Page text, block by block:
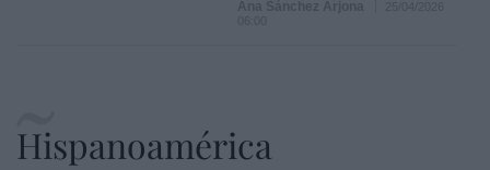
Hispanoamérica